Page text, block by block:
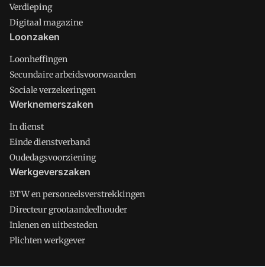
Verdieping
Digitaal magazine
Loonzaken
Loonheffingen
Secundaire arbeidsvoorwaarden
Sociale verzekeringen
Werknemerszaken
In dienst
Einde dienstverband
Oudedagsvoorziening
Werkgeverszaken
BTW en personeelsverstrekkingen
Directeur grootaandeelhouder
Inlenen en uitbesteden
Plichten werkgever